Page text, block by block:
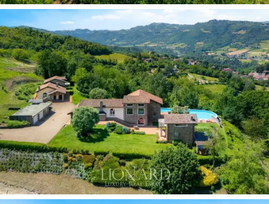
Undouble garage, un local technique avec buanderie
et unecave souterraine de stockage, pouvant
actuellement contenir15 000 bouteillesavec la
possibilité de doubler cette capacité, complètent le
complexe. Cette cave est classée urbanistiquement
comme terrasse de toit car elle est entièrement
construite sous terre.Le vignoble, d'environ trois
hectares, est actuellement en pleine production. Le
domaine dispose dedeux accès indépendants,
élément non négligeable pour la gestion articulée des
espaces et des hôtes.